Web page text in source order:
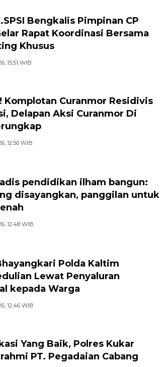
Bengkalis Pimpinan CP
Rapat Koordinasi Bersama
Khusus
15:51 WIB
Komplotan Curanmor Residivis
Delapan Aksi Curanmor Di
12:50 WIB
pendidikan ilham bangun:
disayangkan, panggilan untuk
12:48 WIB
Polda Kaltim
Lewat Penyaluran
kepada Warga
12:46 WIB
Yang Baik, Polres Kukar
PT. Pegadaian Cabang